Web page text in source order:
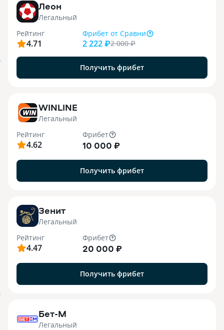
Леон
Легальный
Рейтинг
4.71
Фрибет от Сравни
2 222 ₽2 000₽
Получить фрибет
WINLINE
Легальный
Рейтинг
4.62
Фрибет
10 000 ₽
Получить фрибет
Зенит
Легальный
Рейтинг
4.47
Фрибет
20 000 ₽
Получить фрибет
Бет-М
Легальный